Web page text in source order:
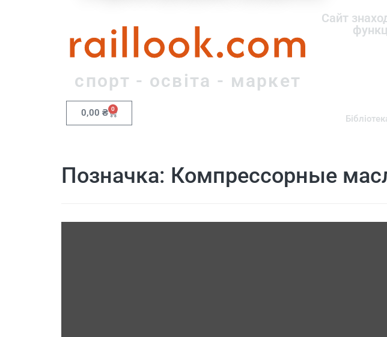
raillook.com
спорт - освіта - маркет
Сайт
0,00 ₴ 0
Позначка: Компрессорные